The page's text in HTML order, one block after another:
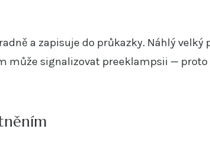
a zapisuje do průkazky. Náhlý velký
může signalizovat preeklampsii —